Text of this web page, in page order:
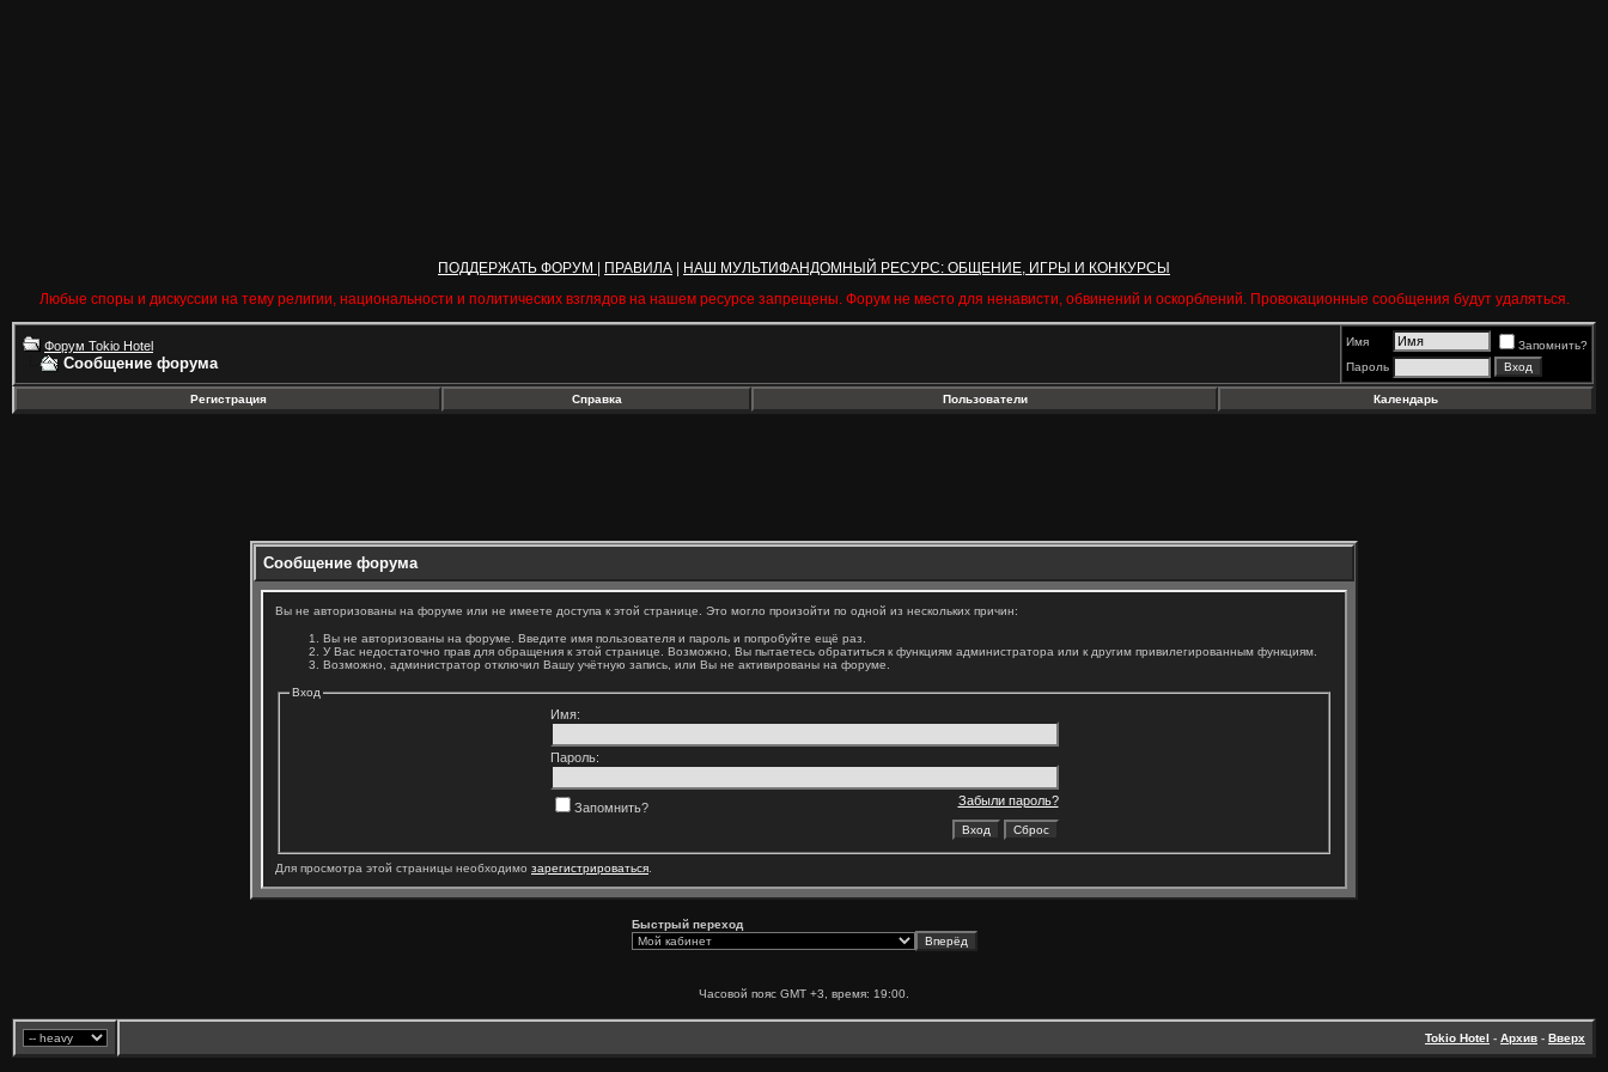
ПОДДЕРЖАТЬ ФОРУМ ПРАВИЛА
НАШ МУЛЬТИФАНДОМНЫЙ РЕСУРС: ОБЩЕНИЕ, ИГРЫ И КОНКУРСЫ
Любые споры и дискуссии на тему религии, национальности и политических взглядов на нашем ресурсе запрещены. Форум не место для ненависти, обвинений и оскорблений. Провокационные сообщения будут удаляться.
Форум Tokio Hotel
Сообщение форума
Имя
Запомнить?
Пароль
Регистрация Справка Пользователи Календарь
Сообщение форума
Вы не авторизованы на форуме или не имеете доступа к этой странице. Это могло произойти по одной из нескольких причин:
Вы не авторизованы на форуме. Введите имя пользователя и пароль и попробуйте ещё раз.
У Вас недостаточно прав для обращения к этой странице. Возможно, Вы пытаетесь обратиться к функциям администратора или к другим привилегированным функциям.
Возможно, администратор отключил Вашу учётную запись, или Вы не активированы на форуме.
Вход
Имя:
Пароль:
Забыли пароль?
Запомнить?
Для просмотра этой страницы необходимо зарегистрироваться
Быстрый переход
Часовой пояс GMT +3, время: 19:00
Tokio Hotel - Архив - Вверх